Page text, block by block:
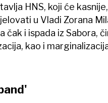
HNS, koji će
u Vladi Zorana
čak i ispada iz Sabora,
kao i